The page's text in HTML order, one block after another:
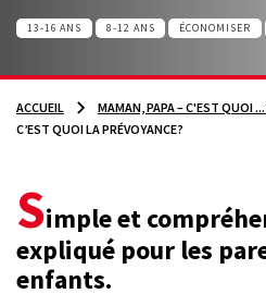
13-16 ANS 8-12 ANS ÉCONOMISER
ACCUEIL
MAMAN, PAPA – C'EST QUOI
C’EST QUOI LA PRÉVOYANCE?
Simple et
expliqué pour les
enfants.